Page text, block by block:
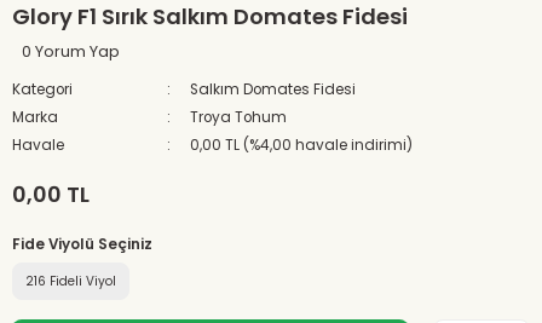
Glory F1 Sırık Salkım Domates Fidesi
0 Yorum Yap
Kategori
Salkım Domates Fidesi
Marka
Troya Tohum
Havale
0,00 TL (%4,00 havale indirimi)
0,00 TL
Fide Viyolü Seçiniz
216 Fideli Viyol